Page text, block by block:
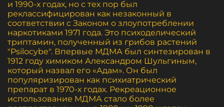
и 1990-х годах, но с тех пор был
реклассифицирован как незаконный в
соответствии с Законом о злоупотреблении
наркотиками 1971 года. Это психоделический
триптамин, полученный из грибов растений
"Psilocybe". Впервые МДМА был синтезирован в
1912 году химиком Александром Шульгиным,
который назвал его «Адам». Он был
популяризирован как психиатрический
препарат в 1970-х годах. Рекреационное
использование МДМА стало более